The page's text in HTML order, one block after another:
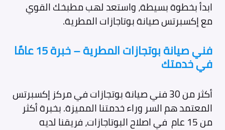
ابدأ بخطوة بسيطة، واستعد لهب مطبخك القوي
مع إكسبرتس صيانة بوتاجازات المطرية.
فني صيانة بوتجازات المطرية – خبرة 15 عامًا
في خدمتك
أكثر من 30 فني صيانة بوتجازات في مركز إكسبرتس
المعتمد هم السر وراء خدمتنا المميزة. بخبرة أكثر
من 15 عام في اصلاح البوتاجازات، فريقنا لديه